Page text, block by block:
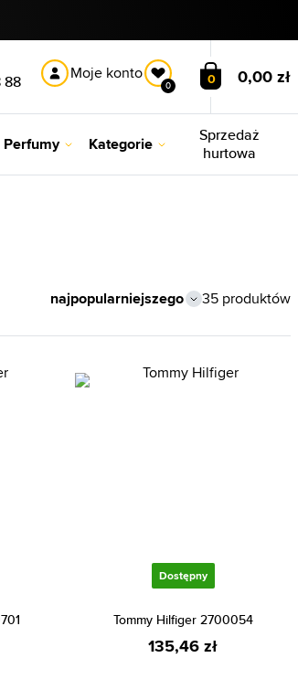
88 Moje konto
0 0 0,00 zł
Perfumy Kategorie
Sprzedaż
hurtowa
35 produktów
Dostępny
Tommy Hilfiger 2700054
135,46 zł